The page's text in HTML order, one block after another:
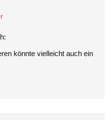
könnte vielleicht auch ein